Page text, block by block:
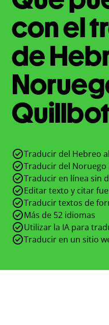
con el
de
Traducir del Hebreo
Traducir del Noruego
Traducir en línea sin
Editar texto y citar
Traducir textos de
Más de 52 idiomas
Utilizar la IA para
Traducir en un sitio